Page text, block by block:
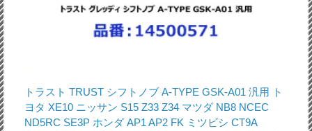
トラスト TRUST シフトノブ A-TYPE GSK-A01 汎用 ト
ヨタ XE10 ニッサン S15 Z33 Z34 マツダ NB8 NCEC
ND5RC SE3P ホンダ AP1 AP2 FK ミツビシ CT9A